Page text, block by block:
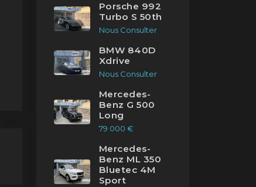
Porsche 992
Turbo S 50th
Nous Consulter
BMW 840D
Xdrive
Nous Consulter
Mercedes-
Benz G 500
Long
79 000 €
Mercedes-
Benz ML 350
Bluetec 4M
Sport